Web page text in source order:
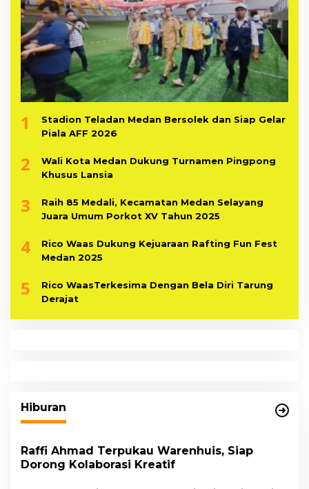
1
Stadion Teladan Medan Bersolek dan Siap Gelar
Piala AFF 2026
2
Wali Kota Medan Dukung Turnamen Pingpong
Khusus Lansia
3
Raih 85 Medali, Kecamatan Medan Selayang
Juara Umum Porkot XV Tahun 2025
4
Rico Waas Dukung Kejuaraan Rafting Fun Fest
Medan 2025
5
Rico WaasTerkesima Dengan Bela Diri Tarung
Derajat
Hiburan
Raffi Ahmad Terpukau Warenhuis, Siap
Dorong Kolaborasi Kreatif